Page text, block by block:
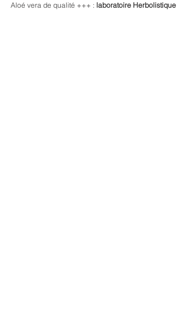
Aloé vera de qualité +++ : laboratoire Herbolistique